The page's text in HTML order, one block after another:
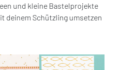
und kleine Bastelprojekte
deinem Schützling umsetzen